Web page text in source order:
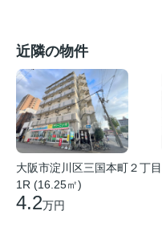
近隣の物件
大阪市淀川区三国本町２丁目
1R (16.25㎡)
4.2万円